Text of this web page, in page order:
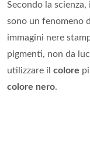
Secondo la scienza,
sono un fenomeno
immagini nere
pigmenti, non da
utilizzare il colore
colore nero.